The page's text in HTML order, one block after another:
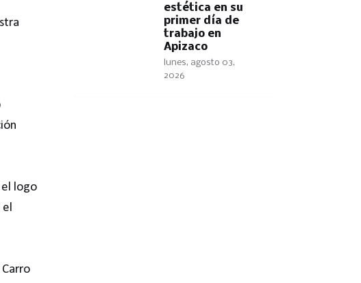
logo
el
estética en su
primer día de
trabajo en
Apizaco
lunes, agosto 03,
2026